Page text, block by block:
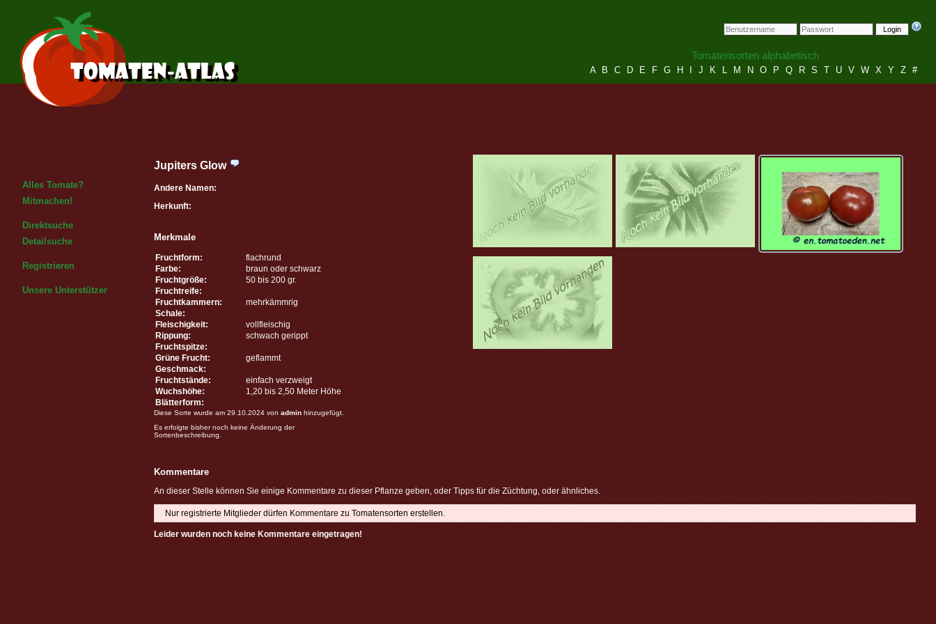
Login
Tomatensorten alphabetisch
A B C D E F G H J K L M N O P Q R S T U V W X Y Z #
Alles Tomate?
Mitmachen!
Direktsuche
Detailsuche
Registrieren
Unsere Unterstützer
Jupiters Glow
Andere Namen:
Herkunft:
Merkmale
Fruchtform:
flachrund
Farbe:
braun oder schwarz
Fruchtgröße:
50 bis 200 gr.
Fruchtreife:
Fruchtkammern:
mehrkämmrig
Schale:
Fleischigkeit:
vollfleischig
Rippung:
schwach gerippt
Fruchtspitze:
Grüne Frucht:
geflammt
Geschmack:
Fruchtstände:
einfach verzweigt
Wuchshöhe:
1,20 bis 2,50 Meter Höhe
Blätterform:
Diese Sorte wurde am 29.10.2024 von admin hinzugefügt.
Es erfolgte bisher noch keine Änderung der
Sortenbeschreibung.
Kommentare
An dieser Stelle können Sie einige Kommentare zu dieser Pflanze geben, oder Tipps für die Züchtung, oder ähnliches.
Nur registrierte Mitglieder dürfen Kommentare zu Tomatensorten erstellen.
Leider wurden noch keine Kommentare eingetragen!